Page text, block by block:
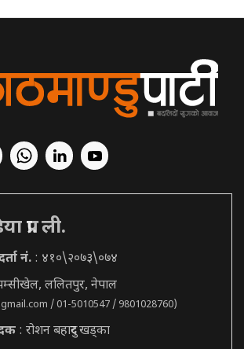
प्रा. ली.
नं. : ४१०\२०७३\०७४
ललितपुर, नेपाल
/ 01-5010547 / 9801028760)
: रोशन बहादुर खड्का